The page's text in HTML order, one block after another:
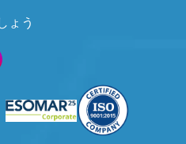
ょう